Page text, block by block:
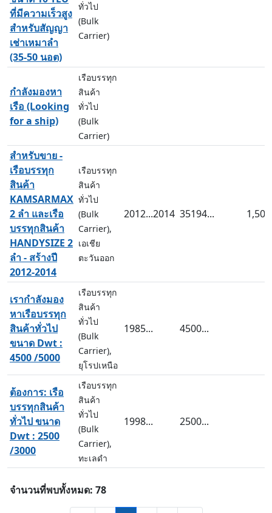
ที่มีความเร็วสูง
สำหรับสัญญา
เช่าเหมาลำ
(35-50 นอต)
ทั่วไป
(Bulk
Carrier)
กำลังมองหา
เรือ (Looking
for a ship)
เรือบรรทุก
สินค้า
ทั่วไป
(Bulk
Carrier)
สำหรับขาย -
เรือบรรทุก
สินค้า
KAMSARMAX
2 ลำ และเรือ
บรรทุกสินค้า
HANDYSIZE 2
ลำ - สร้างปี
2012-2014
เรือบรรทุก
สินค้า
ทั่วไป
(Bulk
Carrier),
เอเชีย
ตะวันออก
2012...2014 35194...
เรากำลังมอง
หาเรือบรรทุก
สินค้าทั่วไป
ขนาด Dwt :
4500 /5000
เรือบรรทุก
สินค้า
ทั่วไป
(Bulk
Carrier),
ยุโรปเหนือ
1985... 4500...
ต้องการ: เรือ
บรรทุกสินค้า
ทั่วไป ขนาด
Dwt : 2500
/3000
เรือบรรทุก
สินค้า
ทั่วไป
(Bulk
Carrier),
ทะเลดำ
1998... 2500...
จำนวนที่พบทั้งหมด: 78